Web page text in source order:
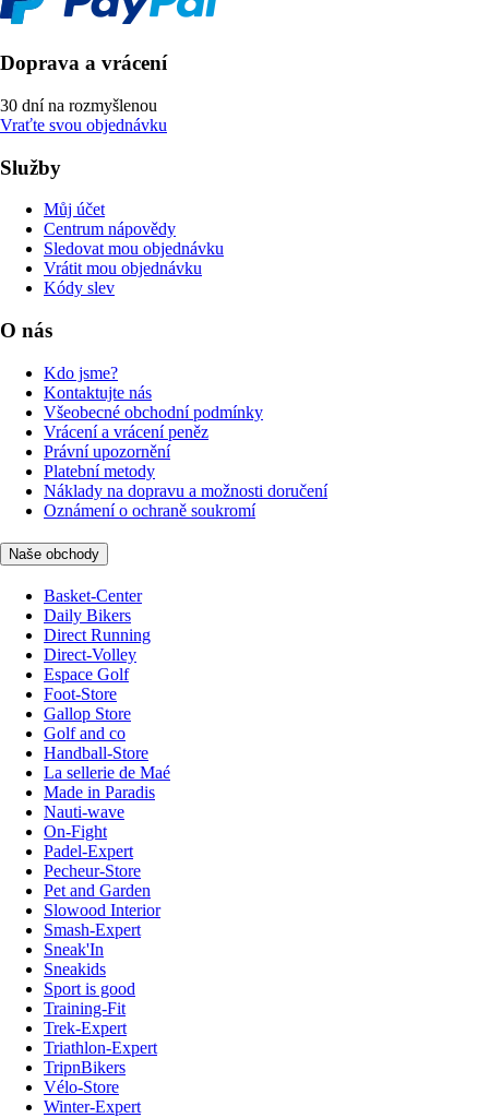
Doprava a vrácení
30 dní na rozmyšlenou
Vraťte svou objednávku
Služby
Můj účet
Centrum nápovědy
Sledovat mou objednávku
Vrátit mou objednávku
Kódy slev
O nás
Kdo jsme?
Kontaktujte nás
Všeobecné obchodní podmínky
Vrácení a vrácení peněz
Právní upozornění
Platební metody
Náklady na dopravu a možnosti doručení
Oznámení o ochraně soukromí
Naše obchody
Basket-Center
Daily Bikers
Direct Running
Direct-Volley
Espace Golf
Foot-Store
Gallop Store
Golf and co
Handball-Store
La sellerie de Maé
Made in Paradis
Nauti-wave
On-Fight
Padel-Expert
Pecheur-Store
Pet and Garden
Slowood Interior
Smash-Expert
Sneak'In
Sneakids
Sport is good
Training-Fit
Trek-Expert
Triathlon-Expert
TripnBikers
Vélo-Store
Winter-Expert